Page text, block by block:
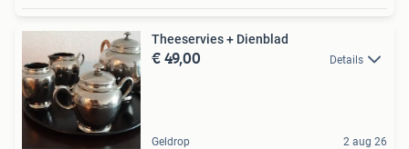
Theeservies + Dienblad
€ 49,00 Details
Geldrop 2 aug 26